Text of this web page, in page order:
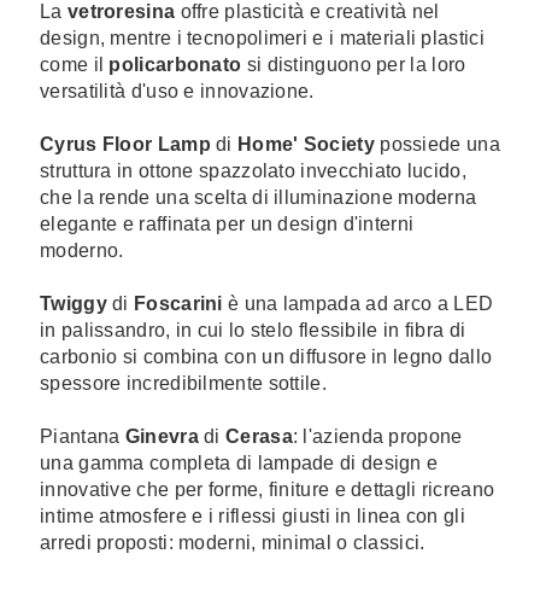
La vetroresina offre plasticità e creatività nel
design, mentre i tecnopolimeri e i materiali plastici
come il policarbonato si distinguono per la loro
versatilità d'uso e innovazione.
Cyrus Floor Lamp di Home' Society possiede una
struttura in ottone spazzolato invecchiato lucido,
che la rende una scelta di illuminazione moderna
elegante e raffinata per un design d'interni
moderno.
Twiggydi Foscariniè una lampada ad arco a LED
in palissandro, in cui lo stelo flessibile in fibra di
carbonio si combina con un diffusore in legno dallo
spessore incredibilmente sottile.‎
Piantana GinevradiCerasa: l'azienda propone
una gamma completa di lampade di design e
innovative che per forme, finiture e dettagli ricreano
intime atmosfere e i riflessi giusti in linea con gli
arredi proposti: moderni, minimal o classici.